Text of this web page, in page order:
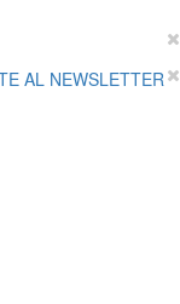
AL NEWSLETTER